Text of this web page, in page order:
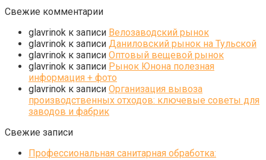
Свежие комментарии
glavrinok к записи Велозаводский рынок
glavrinok к записи Даниловский рынок на Тульской
glavrinok к записи Оптовый вещевой рынок
glavrinok к записи Рынок Юнона полезная
информация + фото
glavrinok к записи Организация вывоза
производственных отходов: ключевые советы для
заводов и фабрик
Свежие записи
Профессиональная санитарная обработка: